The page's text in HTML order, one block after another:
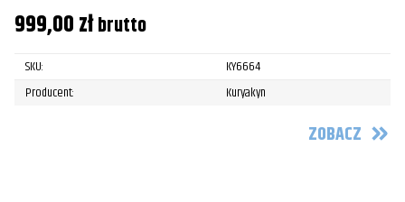
999,00złbrutto
SKU:
KY6664
Producent:
Kuryakyn
ZOBACZ